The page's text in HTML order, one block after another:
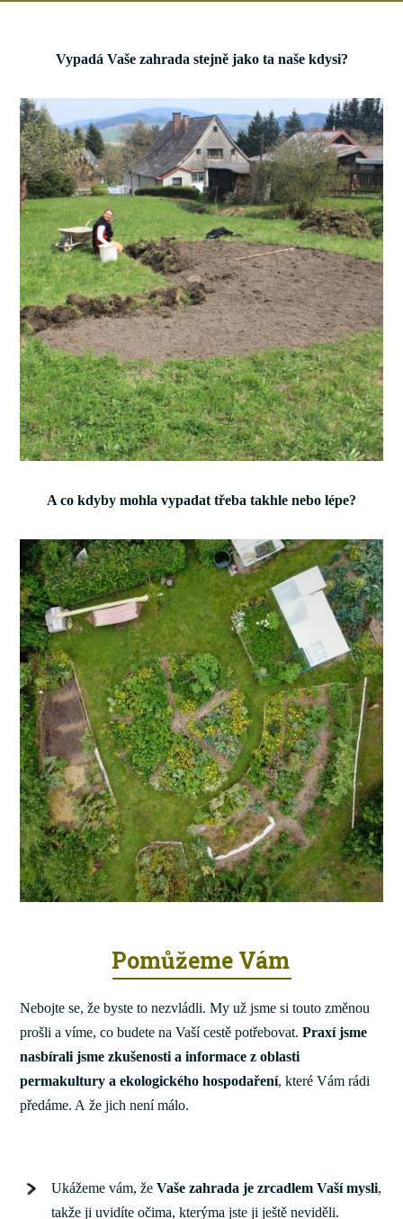
Vypadá Vaše zahrada stejně jako ta naše kdysi?
A co kdyby mohla vypadat třeba takhle nebo lépe?
Pomůžeme Vám
Nebojte se, že byste to nezvládli. My už jsme si touto změnou
prošli a víme, co budete na Vaší cestě potřebovat.Praxí jsme
nasbírali jsme zkušenosti a informace z oblasti
permakultury a ekologického hospodaření, které Vám rádi
předáme. A že jich není málo.
Ukážeme vám, žeVaše zahrada je zrcadlem Vaší mysli,
takže ji uvidíte očima, kterýma jste ji ještě neviděli.